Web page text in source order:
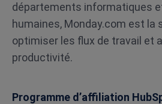
départements informatiques
humaines, Monday.com est la
optimiser les flux de travail et
productivité.
Programme d’affiliation